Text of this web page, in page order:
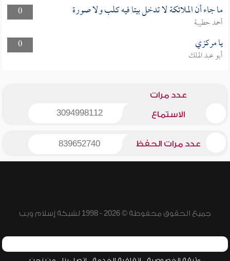
0
ما جاء أن الملائكة لا تدخل بيتا فيه كلب ولا صورة
أحمد حطيبة
0
يا مركزي
أبو عبد الملك
عدد مرات
الاستماع 3094998112
عدد مرات الحفظ 839652740
جميع الحقوق محفوظة © 2026 - 1998 لشبكة إسلام ويب